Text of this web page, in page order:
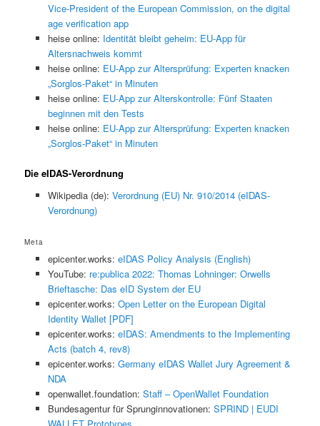
Vice-President of the European Commission, on the digital
age verification app
heise online: Identität bleibt geheim: EU-App für
Altersnachweis kommt
heise online: EU-App zur Altersprüfung: Experten knacken
„Sorglos-Paket“ in Minuten
heise online: EU-App zur Alterskontrolle: Fünf Staaten
beginnen mit den Tests
heise online: EU-App zur Altersprüfung: Experten knacken
„Sorglos-Paket“ in Minuten
Die eIDAS-Verordnung
Wikipedia (de): Verordnung (EU) Nr. 910/2014 (eIDAS-
Verordnung)
Meta
epicenter.works: eIDAS Policy Analysis (English)
YouTube: re:publica 2022: Thomas Lohninger: Orwells
Brieftasche: Das eID System der EU
epicenter.works: Open Letter on the European Digital
Identity Wallet [PDF]
epicenter.works: eIDAS: Amendments to the Implementing
Acts (batch 4, rev8)
epicenter.works: Germany eIDAS Wallet Jury Agreement &
NDA
openwallet.foundation: Staff – OpenWallet Foundation
Bundesagentur für Sprunginnovationen: SPRIND | EUDI